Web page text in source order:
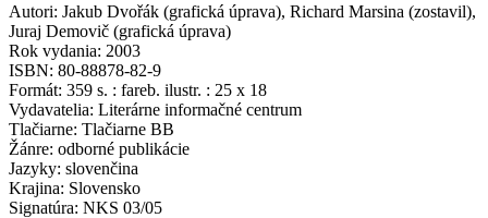
Autori: Jakub Dvořák (grafická úprava), Richard Marsina (zostavil),
Juraj Demovič (grafická úprava)
Rok vydania: 2003
ISBN: 80-88878-82-9
Formát: 359 s. : fareb. ilustr. : 25 x 18
Vydavatelia: Literárne informačné centrum
Tlačiarne: Tlačiarne BB
Žánre: odborné publikácie
Jazyky: slovenčina
Krajina: Slovensko
Signatúra: NKS 03/05